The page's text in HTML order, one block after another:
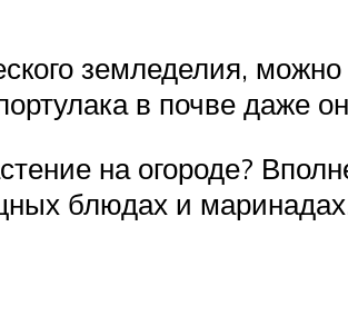
земледелия,
в почве даже
на огороде?
блюдах и